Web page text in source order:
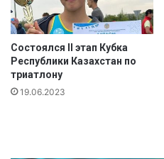
0
л
е
т
и
я
А
й
-
т
а
й
Состоялся II этап Кубка
Республики Казахстан по
триатлону
19.06.2023